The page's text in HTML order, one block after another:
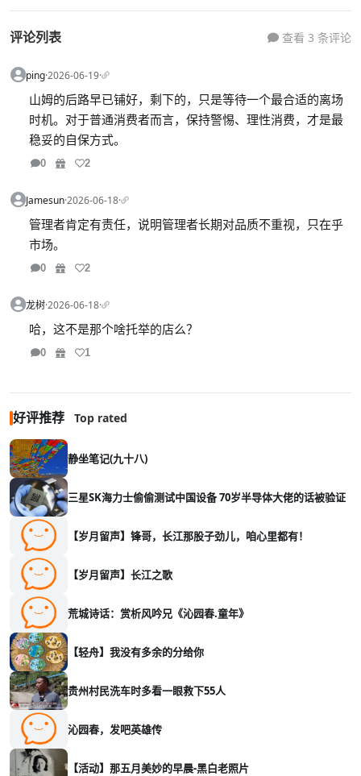
评论列表 查看 3 条评论
ping·2026-06-19·
山姆的后路早已铺好，剩下的，只是等待一个最合适的离场
时机。对于普通消费者而言，保持警惕、理性消费，才是最
稳妥的自保方式。
0 2
Jamesun·2026-06-18·
管理者肯定有责任，说明管理者长期对品质不重视，只在乎
市场。
0 2
龙树·2026-06-18·
哈，这不是那个啥托举的店么？
0 1
好评推荐 Top rated
静坐笔记(九十八)
三星SK海力士偷偷测试中国设备 70岁半导体大佬的话被验证
【岁月留声】锋哥，长江那股子劲儿，咱心里都有！
【岁月留声】长江之歌
荒城诗话：赏析风吟兄《沁园春.童年》
【轻舟】我没有多余的分给你
贵州村民洗车时多看一眼救下55人
沁园春，发吧英雄传
【活动】那五月美妙的早晨-黑白老照片